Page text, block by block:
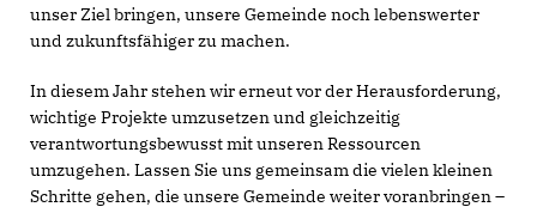
unser Ziel bringen, unsere Gemeinde noch lebenswerter
und zukunftsfähiger zu machen.
In diesem Jahr stehen wir erneut vor der Herausforderung,
wichtige Projekte umzusetzen und gleichzeitig
verantwortungsbewusst mit unseren Ressourcen
umzugehen. Lassen Sie uns gemeinsam die vielen kleinen
Schritte gehen, die unsere Gemeinde weiter voranbringen –